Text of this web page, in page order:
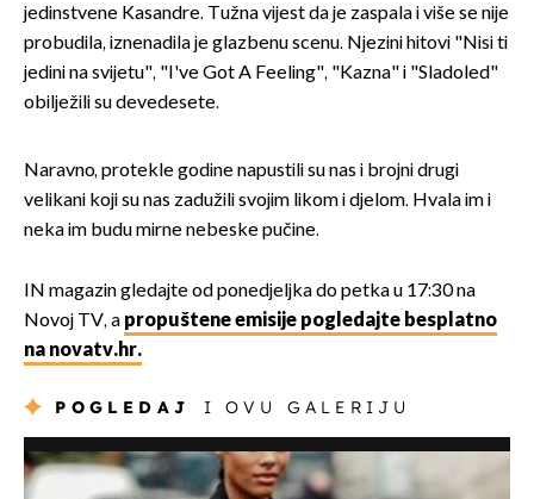
jedinstvene Kasandre. Tužna vijest da je zaspala i više se nije
probudila, iznenadila je glazbenu scenu. Njezini hitovi "Nisi ti
jedini na svijetu", "I've Got A Feeling", "Kazna" i "Sladoled"
obilježili su devedesete.
Naravno, protekle godine napustili su nas i brojni drugi
velikani koji su nas zadužili svojim likom i djelom. Hvala im i
neka im budu mirne nebeske pučine.
IN magazin gledajte od ponedjeljka do petka u 17:30 na
Novoj TV, a propuštene emisije pogledajte besplatno
na novatv.hr.
POGLEDAJ I OVU GALERIJU